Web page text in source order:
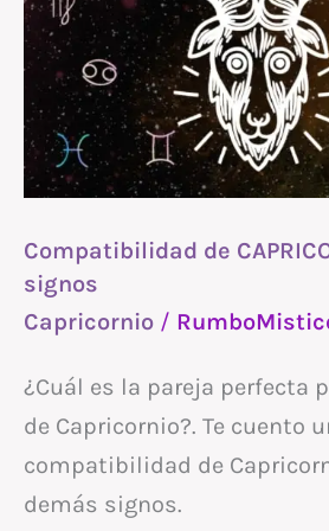
Compatibilidad de
signos
Capricornio /
¿Cuál es la pareja perfecta
de Capricornio?. Te cuento
compatibilidad de
demás signos.
CAPRICORNIO
con
los
signos